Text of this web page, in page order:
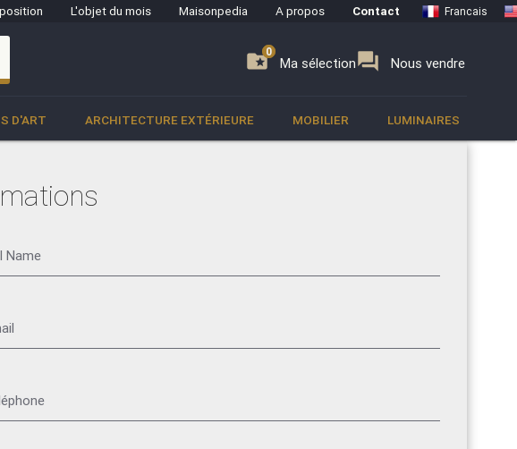
L'objet du mois Maisonpedia A propos Contact Francais
folder_special Ma sélection
0 forum Nous vendre
0
D'ART ARCHITECTURE EXTÉRIEURE MOBILIER LUMINAIRES
Name